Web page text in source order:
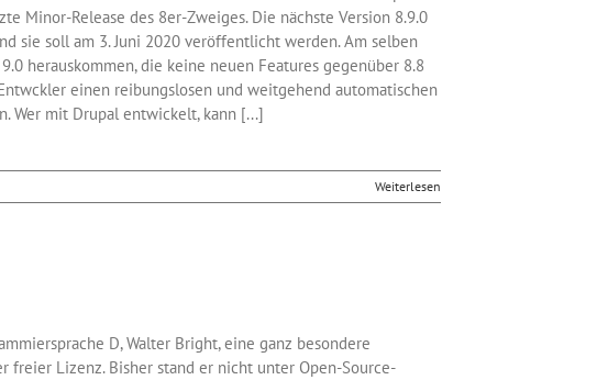
Minor-Release des 8er-Zweiges. Die nächste Version 8.9.0
sie soll am 3. Juni 2020 veröffentlicht werden. Am selben
herauskommen, die keine neuen Features gegenüber 8.8
einen reibungslosen und weitgehend automatischen
Wer mit Drupal entwickelt, kann [...]
Weiterlesen
D, Walter Bright, eine ganz besondere
freier Lizenz. Bisher stand er nicht unter Open-Source-